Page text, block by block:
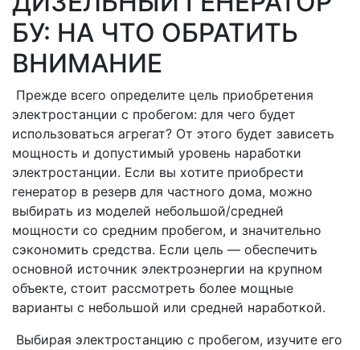
БУ: НА ЧТО ОБРАТИТЬ
ВНИМАНИЕ
Прежде всего определите цель приобретения
электростанции с пробегом: для чего будет
использоваться агрегат? От этого будет зависеть
мощность и допустимый уровень наработки
электростанции. Если вы хотите приобрести
генератор в резерв для частного дома, можно
выбирать из моделей небольшой/средней
мощности со средним пробегом, и значительно
сэкономить средства. Если цель — обеспечить
основной источник электроэнергии на крупном
объекте, стоит рассмотреть более мощные
варианты с небольшой или средней наработкой.
Выбирая электростанцию с пробегом, изучите его